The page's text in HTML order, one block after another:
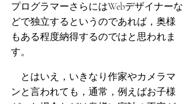
プログラマーさらにはWebデザイナーな
どで独立するというのであれば，奥様
もある程度納得するのではと思われま
す。
とはいえ，いきなり作家やカメラマ
ンと言われても，通常，例えばお子様